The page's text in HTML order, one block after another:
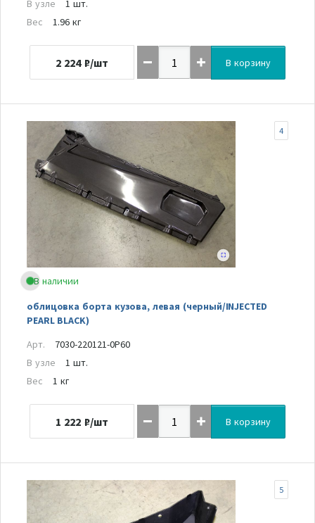
В узле
1 шт.
Вес
1.96 кг
2 224 ₽/шт В корзину
В наличии
облицовка борта кузова, левая (черный/INJECTED
PEARL BLACK)
4
Арт.
7030-220121-0P60
В узле
1 шт.
Вес
1 кг
1 222 ₽/шт В корзину
5